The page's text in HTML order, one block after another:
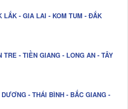
LẮK - GIA LAI - KOM TUM - ĐẮK
TRE - TIỀN GIANG - LONG AN - TÂY
- THÁI BÌNH - BẮC GIANG -